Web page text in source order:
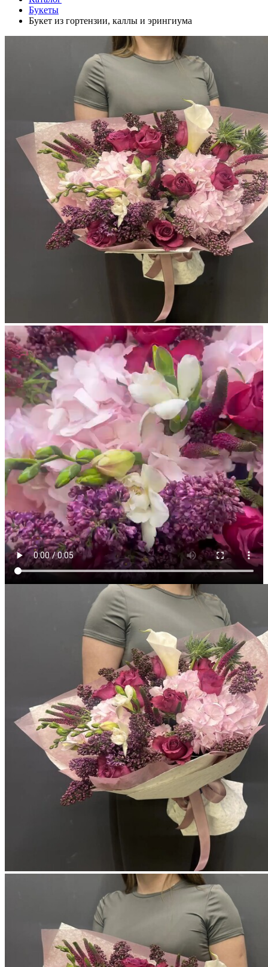
Букеты
Букет из гортензии, каллы и эрингиума